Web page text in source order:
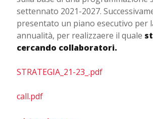
settennato 2021-2027.
presentato un piano esecutivo per
annualità, per realizzaere il quale
cercando collaboratori.
STRATEGIA_21-23_.pdf
call.pdf